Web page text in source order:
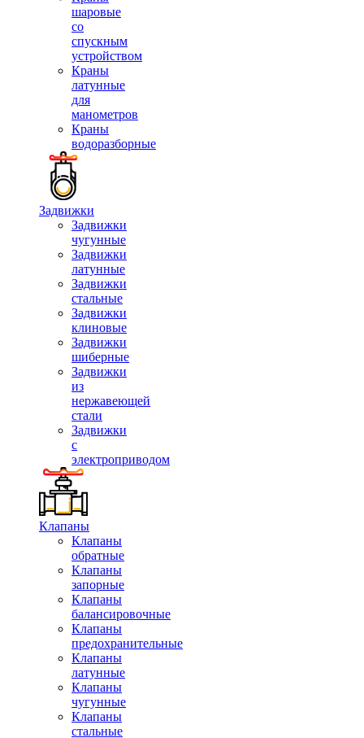
шаровые
со
спускным
устройством
Краны
латунные
для
манометров
Краны
водоразборные
Задвижки
Задвижки
чугунные
Задвижки
латунные
Задвижки
стальные
Задвижки
клиновые
Задвижки
шиберные
Задвижки
из
нержавеющей
стали
Задвижки
с
электроприводом
Клапаны
Клапаны
обратные
Клапаны
запорные
Клапаны
балансировочные
Клапаны
предохранительные
Клапаны
латунные
Клапаны
чугунные
Клапаны
стальные